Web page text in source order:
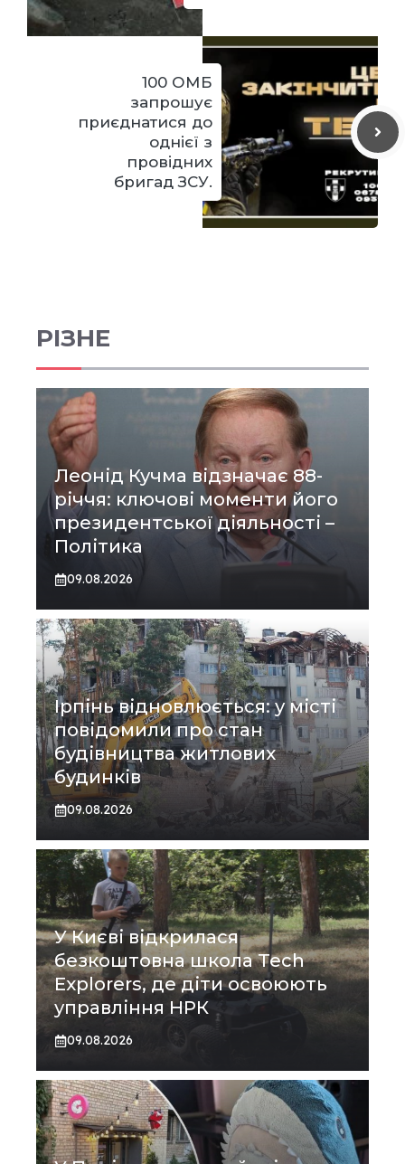
100 ОМБ
запрошує
приєднатися до
однієї з
провідних
бригад ЗСУ.
РІЗНЕ
Леонід Кучма відзначає 88-
річчя: ключові моменти його
президентської діяльності –
Політика
09.08.2026
Ірпінь відновлюється: у місті
повідомили про стан
будівництва житлових
будинків
09.08.2026
У Києві відкрилася
безкоштовна школа Tech
Explorers, де діти освоюють
управління НРК
09.08.2026